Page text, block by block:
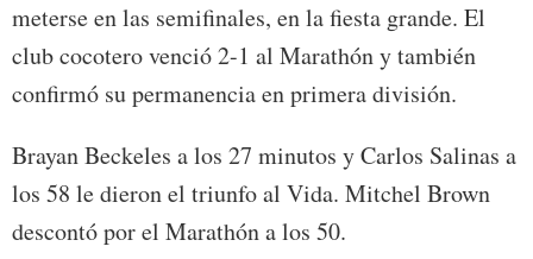
meterse en las semifinales, en la fiesta grande. El
club cocotero venció 2-1 al Marathón y también
confirmó su permanencia en primera división.
Brayan Beckeles a los 27 minutos y Carlos Salinas a
los 58 le dieron el triunfo al Vida. Mitchel Brown
descontó por el Marathón a los 50.